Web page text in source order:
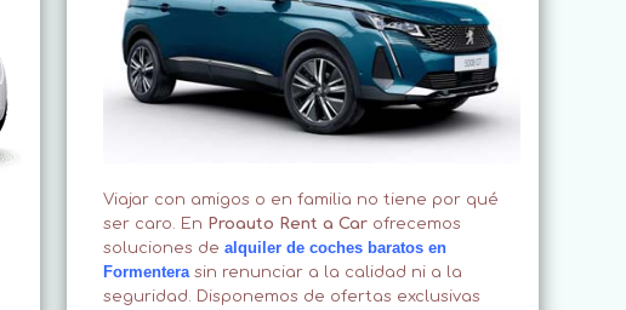
Viajar con amigos o en familia no tiene por qué
ser caro. En Proauto Rent a Carofrecemos
soluciones de alquiler de coches baratos en
Formenterasin renunciar a la calidad ni a la
seguridad. Disponemos de ofertas exclusivas